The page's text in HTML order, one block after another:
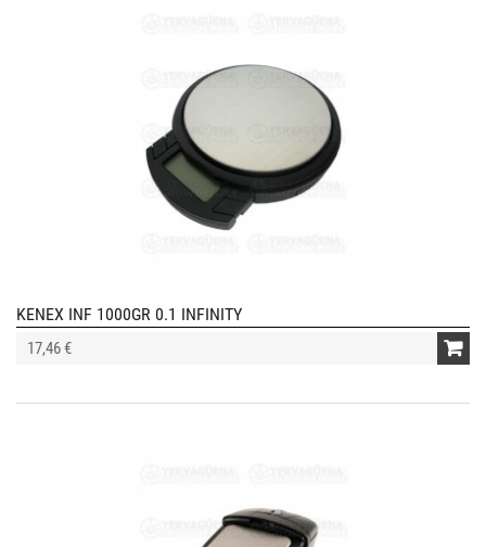
KENEX INF 1000GR 0.1 INFINITY
17,46 €